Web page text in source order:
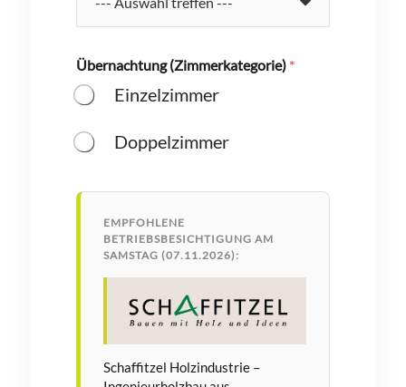
Übernachtung (Zimmerkategorie) *
Einzelzimmer
Doppelzimmer
EMPFOHLENE
BETRIEBSBESICHTIGUNG AM
SAMSTAG (07.11.2026):
Schaffitzel Holzindustrie –